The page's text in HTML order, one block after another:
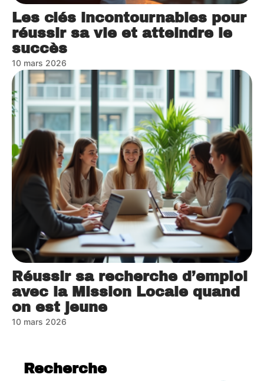
Les clés incontournables pour
réussir sa vie et atteindre le
succès
10 mars 2026
Réussir sa recherche d’emploi
avec la Mission Locale quand
on est jeune
10 mars 2026
Recherche